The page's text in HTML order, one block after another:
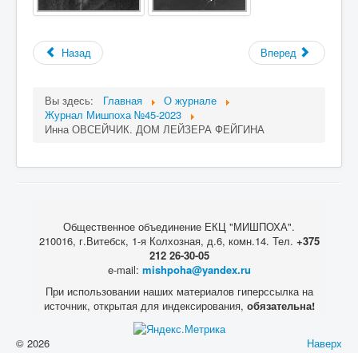
Назад Вперед
Вы здесь: Главная
О журнале
Журнал Мишпоха №45-2023
Инна ОВСЕЙЧИК. ДОМ ЛЕЙЗЕРА ФЕЙГИНА
Общественное объединение ЕКЦ "МИШПОХА".
210016, г.Витебск, 1-я Колхозная, д.6, комн.14. Тел. +375
212 26-30-05
e-mail: mishpoha@yandex.ru
При использовании наших материалов гиперссылка на
источник, открытая для индексирования, обязательна!
Наверх
© 2026